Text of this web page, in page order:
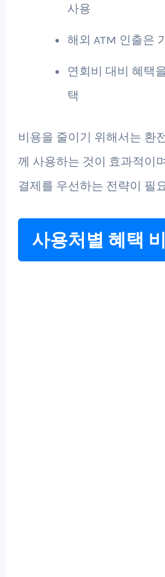
사용
해외 ATM 인출은
연회비 대비 혜택
택
비용을 줄이기 위해서는 환
께 사용하는 것이 효과적이
결제를 우선하는 전략이 필
사용처별 혜택